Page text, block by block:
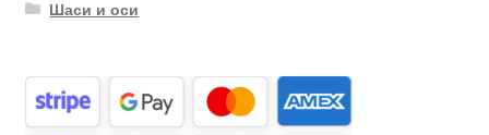
Шаси и оси